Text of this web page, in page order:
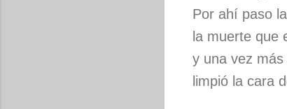
Por ahí paso
la muerte que
y una vez
limpió la cara